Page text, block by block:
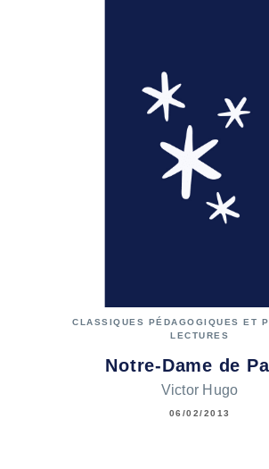
CLASSIQUES PÉDAGOGIQUES ET
LECTURES
Notre-Dame de
Victor Hugo
06/02/2013